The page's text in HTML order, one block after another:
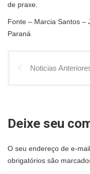
de praxe.
Fonte – Marcia Santos –
Paraná
Noticias
Deixe seu
O seu endereço de e-
obrigatórios são